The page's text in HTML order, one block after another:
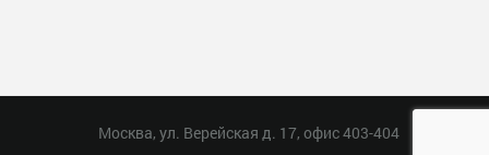
Москва, ул. Верейская д. 17, офис 403-404